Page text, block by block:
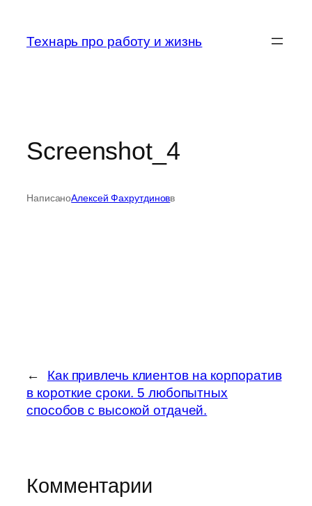
содержимому
Технарь про работу и жизнь
Screenshot_4
НаписаноАлексей Фахрутдиновв
←
Как привлечь клиентов на корпоратив
в короткие сроки. 5 любопытных
способов с высокой отдачей.
Комментарии